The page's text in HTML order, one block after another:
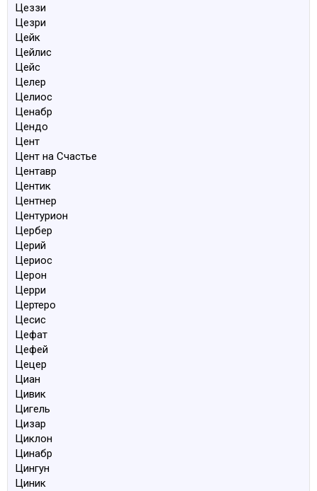
Цеззи
Цезри
Цейк
Цейлис
Цейс
Целер
Целиос
Ценабр
Цендо
Цент
Цент на Счастье
Центавр
Центик
Центнер
Центурион
Цербер
Церий
Цериос
Церон
Церри
Цертеро
Цесис
Цефат
Цефей
Цецер
Циан
Цивик
Цигель
Цизар
Циклон
Цинабр
Цингун
Циник